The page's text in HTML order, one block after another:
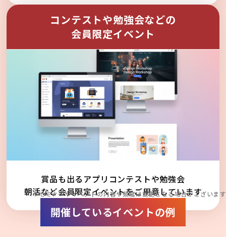
コンテストや勉強会などの
会員限定イベント
賞品も出るアプリコンテストや勉強会
朝活など会員限定イベントをご用意しています
※セミナーやイベントの内容や頻度は変更となる場合がございます
開催しているイベントの例